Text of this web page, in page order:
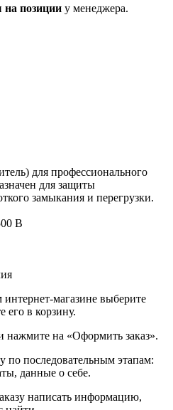
на позиции у менеджера.
для профессионального
для защиты
замыкания и перегрузки.
В
магазине выберите
его в корзину.
нажмите на «Оформить заказ».
по последовательным этапам:
данные о себе.
написать информацию,